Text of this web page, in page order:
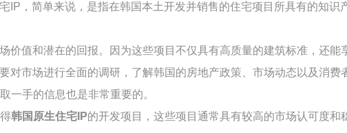
IP，简单来说，是指在韩国本土开发并销售的住宅项目所具有的知
价值和潜在的回报。因为这些项目不仅具有高质量的建筑标准，还能
对市场进行全面的调研，了解韩国的房地产政策、市场动态以及消
一手的信息也是非常重要的。
韩国原生住宅IP的开发项目，这些项目通常具有较高的市场认可度